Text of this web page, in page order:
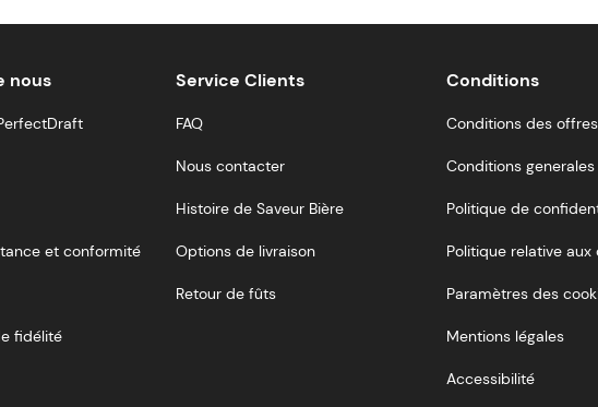
nous
et conformité
fidélité
Service Clients
FAQ
Nous contacter
Histoire de Saveur Bière
Options de livraison
Retour de fûts
Conditions
Conditions des offres
Conditions
Politique de
Politique relative aux
Paramètres des
Mentions légales
Accessibilité